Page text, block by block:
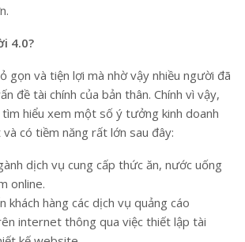
4.0?
gọn và tiện lợi mà nhờ vậy nhiều người đã
đề tài chính của bản thân. Chính vì vậy,
hiểu xem một số ý tưởng kinh doanh
có tiềm năng rất lớn sau đây:
dịch vụ cung cấp thức ăn, nước uống
online.
khách hàng các dịch vụ quảng cáo
internet thông qua việc thiết lập tài